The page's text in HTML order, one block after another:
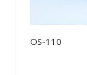
OS-110